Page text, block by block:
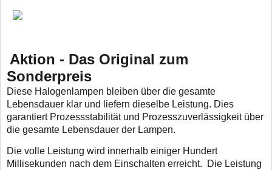
Aktion - Das Original zum
Sonderpreis
Diese Halogenlampen bleiben über die gesamte
Lebensdauer klar und
liefern dieselbe Leistung. Dies
garantiert Prozessstabilität und Prozesszuverlässigkeit über
die gesamte Lebensdauer der Lampen.
Die volle Leistung wird innerhalb einiger Hundert
Millisekunden nach dem Einschalten erreicht.
Die Leistung